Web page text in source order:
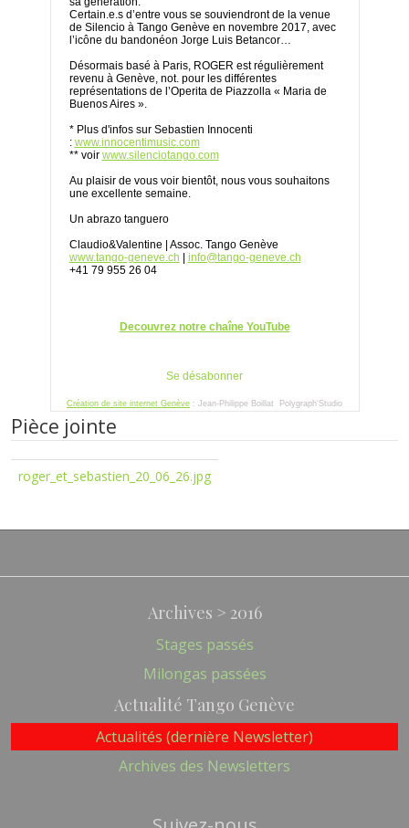
Pièce jointe
roger_et_sebastien_20_06_26.jpg
Archives > 2016
Stages passés
Milongas passées
Actualité Tango Genève
Actualités (dernière Newsletter)
Archives des Newsletters